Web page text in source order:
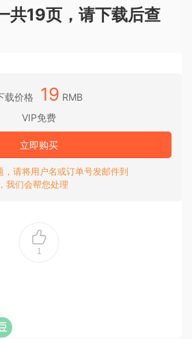
共19页，请下载后查
载价格 19 RMB
VIP免费
立即购买
请将用户名或订单号发邮件到
我们会帮您处理
1